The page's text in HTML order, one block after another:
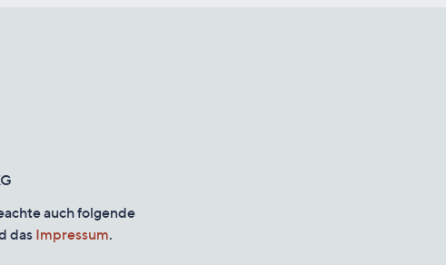
auch folgende
das Impressum.